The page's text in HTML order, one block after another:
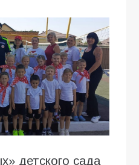
детского сада